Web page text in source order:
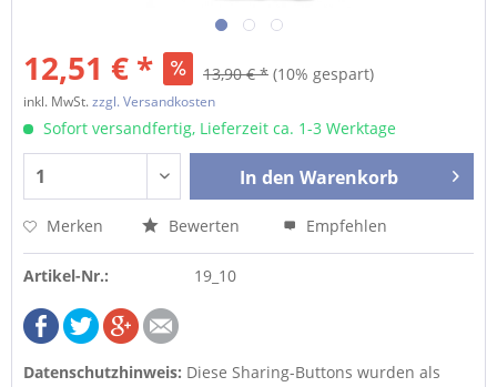
12,51 € * 13,90 € * (10% gespart)
inkl. MwSt.zzgl. Versandkosten
Sofort versandfertig, Lieferzeit ca. 1-3 Werktage
In den Warenkorb
Merken Bewerten Empfehlen
Artikel-Nr.: 19_10
Datenschutzhinweis: Diese Sharing-Buttons wurden als